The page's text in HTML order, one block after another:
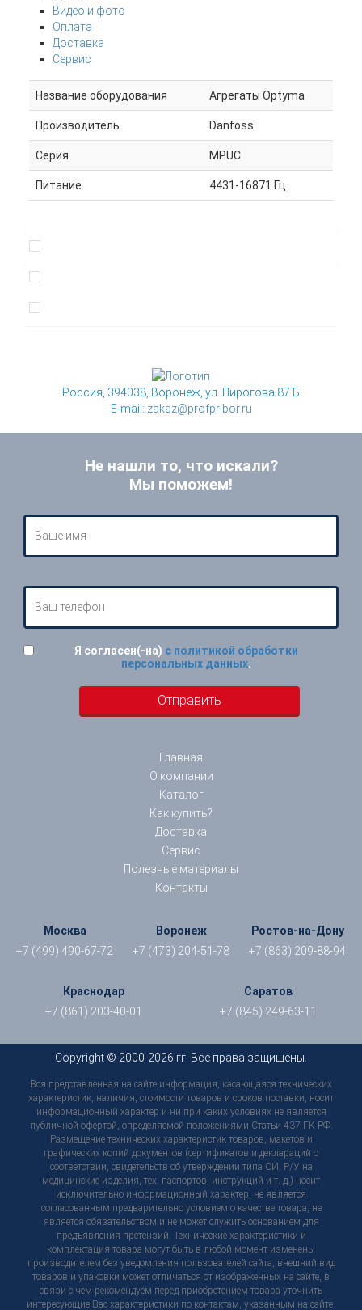
Видео и фото
Оплата
Доставка
Сервис
Название оборудования Агрегаты Optyma
Производитель Danfoss
Серия MPUC
Питание 4431-16871 Гц
Россия, 394038, Воронеж, ул. Пирогова 87 Б
E-mail: zakaz@profpribor.ru
Не нашли то, что искали?
Мы поможем!
Я согласен(-на) с политикой обработки
персональных данных.
Главная
О компании
Каталог
Как купить?
Доставка
Сервис
Полезные материалы
Контакты
Москва
+7 (499) 490-67-72
Воронеж
+7 (473) 204-51-78
Ростов-на-Дону
+7 (863) 209-88-94
Краснодар
+7 (861) 203-40-01
Саратов
+7 (845) 249-63-11
Copyright © 2000-2026 гг. Все права защищены.
Вся представленная на сайте информация, касающаяся технических
характеристик, наличия, стоимости товаров и сроков поставки, носит
информационный характер и ни при каких условиях не является
публичной офертой, определяемой положениями Статьи 437 ГК РФ.
Размещение технических характеристик товаров, макетов и
графических копий документов (сертификатов и деклараций о
соответствии, свидетельств об утверждении типа СИ, Р/У на
медицинские изделия, тех. паспортов, инструкций и т. д.) носит
исключительно информационный характер, не является
согласованным предварительно условием о качестве товара, не
является обязательством и не может служить основанием для
предъявления претензий. Технические характеристики и
комплектация товара могут быть в любой момент изменены
производителем без уведомления пользователей сайта, внешний вид
товаров и упаковки может отличаться от изображенных на сайте, в
связи с чем рекомендуем перед приобретением товара уточнить
интересующие Вас характеристики по контактам, указанным на сайте.